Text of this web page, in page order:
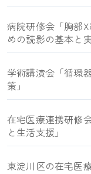
病院研修会「胸部
めの読影の基本と
学術講演会「循環
策」
在宅医療連携研修
と生活支援」
東淀川区の在宅医